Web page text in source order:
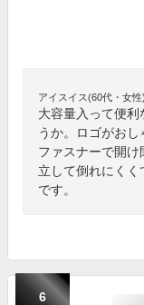
アイスイス(60代・女性)
大容量入って便利
うか。ロゴがお
ファスナーで開
立して倒れにく
です。
6